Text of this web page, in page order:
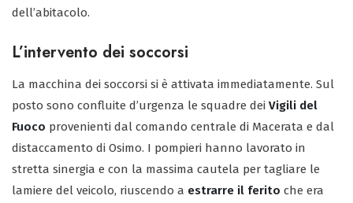
dell’abitacolo.
L’intervento dei soccorsi
La macchina dei soccorsi si è attivata immediatamente. Sul
posto sono confluite d’urgenza le squadre dei Vigili del
Fuoco provenienti dal comando centrale di Macerata e dal
distaccamento di Osimo. I pompieri hanno lavorato in
stretta sinergia e con la massima cautela per tagliare le
lamiere del veicolo, riuscendo a estrarre il ferito che era